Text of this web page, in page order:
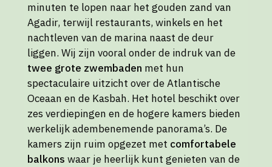
minuten te lopen naar het gouden zand van
Agadir, terwijl restaurants, winkels en het
nachtleven van de marina naast de deur
liggen. Wij zijn vooral onder de indruk van de
twee grote zwembaden met hun
spectaculaire uitzicht over de Atlantische
Oceaan en de Kasbah. Het hotel beschikt over
zes verdiepingen en de hogere kamers bieden
werkelijk adembenemende panorama’s. De
kamers zijn ruim opgezet met comfortabele
balkons waar je heerlijk kunt genieten van de